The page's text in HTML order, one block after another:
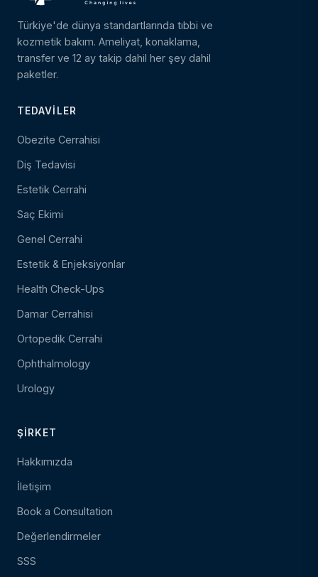
Türkiye'de dünya standartlarında tıbbi ve
kozmetik bakım. Ameliyat, konaklama,
transfer ve 12 ay takip dahil her şey dahil
paketler.
TEDAVILER
Obezite Cerrahisi
Diş Tedavisi
Estetik Cerrahi
Saç Ekimi
Genel Cerrahi
Estetik & Enjeksiyonlar
Health Check-Ups
Damar Cerrahisi
Ortopedik Cerrahi
Ophthalmology
Urology
ŞIRKET
Hakkımızda
İletişim
Book a Consultation
Değerlendirmeler
SSS